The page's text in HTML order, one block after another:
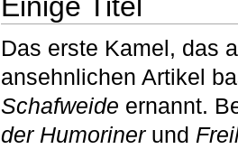
Das erste Kamel, das
ansehnlichen Artikel
Schafweide ernannt.
der Humorinerund